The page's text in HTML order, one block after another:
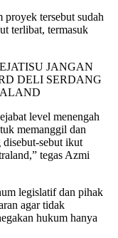
tersebut sudah
terlibat, termasuk
level menengah
memanggil dan
sebut ikut
tegas Azmi
legislatif dan pihak
agar tidak
hukum hanya